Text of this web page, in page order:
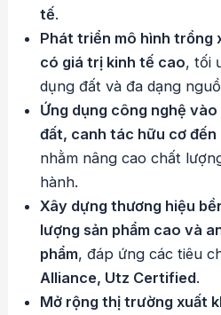
tế.
Phát triển mô hình trồng
có giá trị kinh tế cao, tối
dụng đất và đa dạng
Ứng dụng công nghệ vào
đất, canh tác hữu cơ đến
nhằm nâng cao chất
hành.
Xây dựng thương hiệu
lượng sản phẩm cao và
phẩm, đáp ứng các tiêu
Alliance, Utz Certified.
Mở rộng thị trường xuất